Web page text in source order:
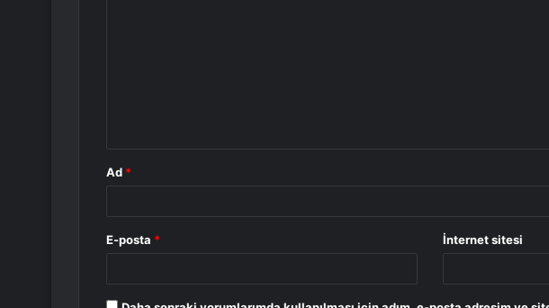
Ad *
E-posta * İnternet sitesi